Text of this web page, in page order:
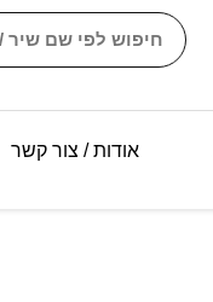
אודות / צור קשר